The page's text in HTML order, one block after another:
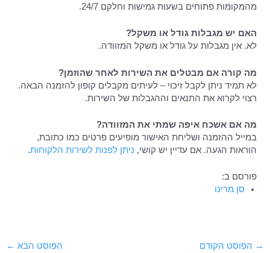
מהמקומות פתוחים בשעות גמישות וחלקם 24/7.
האם יש מגבלות גודל או משקל?
לא. אין מגבלות על גודל או משקל המזוודה.
מה קורה אם מבטלים את השירות לאחר שהוזמן?
לא תמיד ניתן לקבל זיכוי – לעיתים מקבלים קופון להזמנה הבאה.
רצוי לקרוא את התנאים וההגבלות של השירות.
מה אם אשכח איפה שמתי את המזוודה?
במייל ההזמנה ושליחת האישור מופיעים פרטים כמו כתובת,
הוראות הגעה. אם עדיין יש קושי, ניתן לפנות לשירות הלקוחות.
פורסם ב:
סן מרינו
→ הפוסט הקודם הפוסט הבא ←